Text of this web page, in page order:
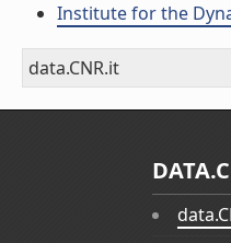
Institute for the
data.CNR.it